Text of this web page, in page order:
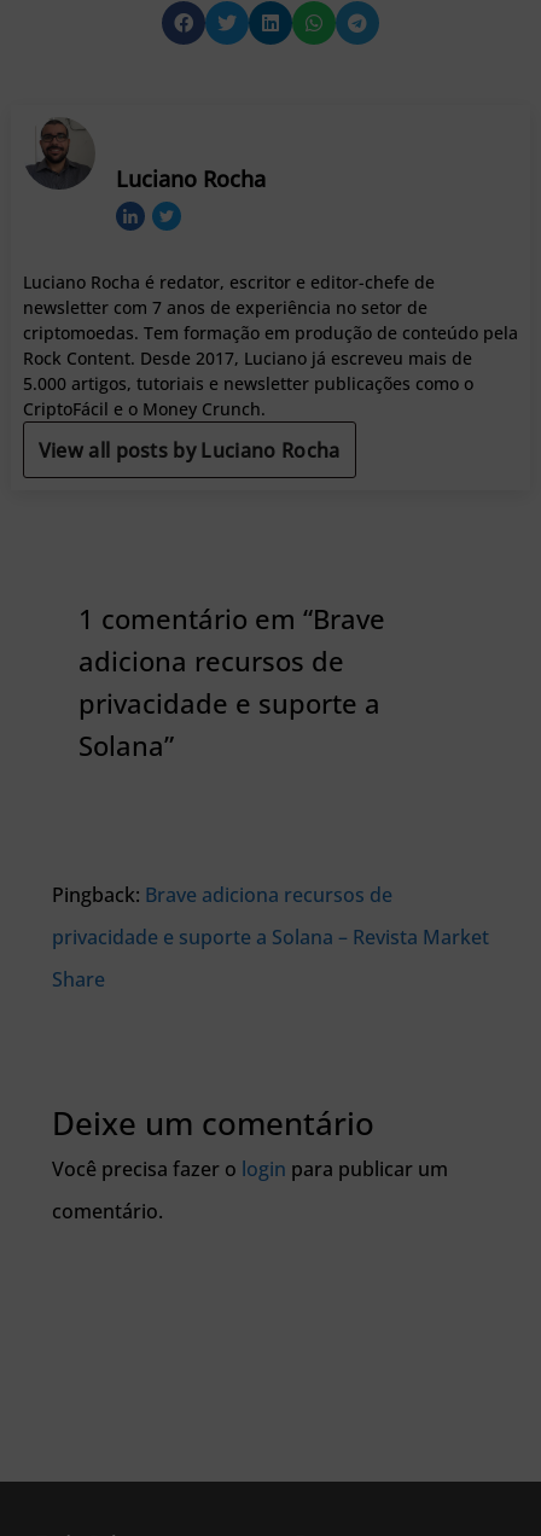
Luciano Rocha
Luciano Rocha é redator, escritor e editor-chefe de
newsletter com 7 anos de experiência no setor de
criptomoedas. Tem formação em produção de conteúdo pela
Rock Content. Desde 2017, Luciano já escreveu mais de
5.000 artigos, tutoriais e newsletter publicações como o
CriptoFácil e o Money Crunch.
View all posts by Luciano Rocha
1 comentário em “Brave
adiciona recursos de
privacidade e suporte a
Solana”
Pingback: Brave adiciona recursos de
privacidade e suporte a Solana – Revista Market
Share
Deixe um comentário
Você precisa fazer o login para publicar um
comentário.